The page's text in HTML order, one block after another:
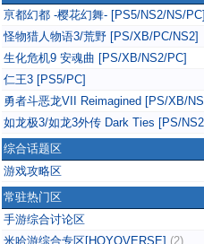
亰都幻都 -樱花幻舞- [PS5/NS2/NS/PC]
怪物猎人物语3/荒野 [PS/XB/PC/NS2]
生化危机9 安魂曲 [PS/XB/NS2/PC]
仁王3 [PS5/PC]
勇者斗恶龙VII Reimagined [PS/XB/
如龙极3/如龙3外传 Dark Ties [PS/
综合话题区
游戏攻略区
常驻热门区
手游综合讨论区
米哈游综合专区[HOYOVERSE] (2)